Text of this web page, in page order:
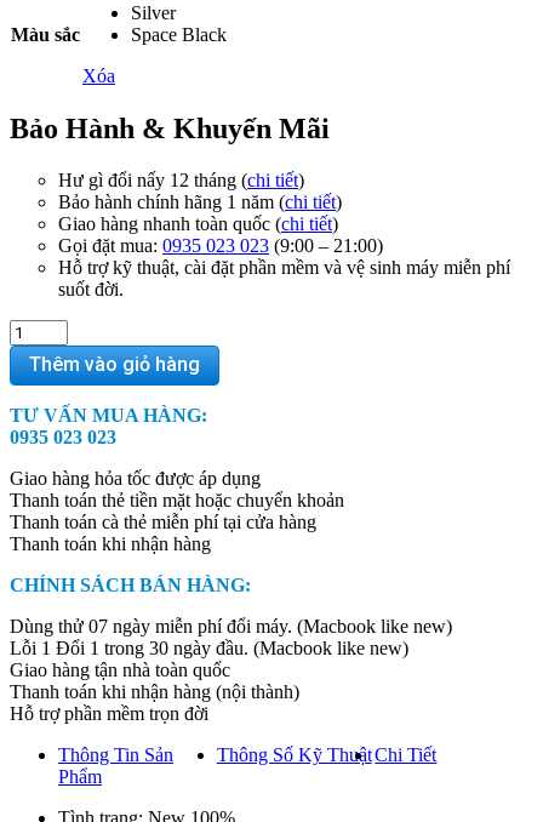
Màu sắc
Silver
Space Black
Xóa
Bảo Hành & Khuyến Mãi
Hư gì đổi nấy 12 tháng (chi tiết)
Bảo hành chính hãng 1 năm (chi tiết)
Giao hàng nhanh toàn quốc (chi tiết)
Gọi đặt mua: 0935 023 023 (9:00 – 21:00)
Hỗ trợ kỹ thuật, cài đặt phần mềm và vệ sinh máy miễn phí
suốt đời.
MacBook
Pro
M5
14
inch
–
(Chip
M5
Max/18
GPU/RAM
2TB)
quantity
Thêm vào giỏ hàng
TƯ VẤN MUA HÀNG:
0935 023 023
Giao hàng hỏa tốc được áp dụng
Thanh toán thẻ tiền mặt hoặc chuyển khoản
Thanh toán cà thẻ miễn phí tại cửa hàng
Thanh toán khi nhận hàng
CHÍNH SÁCH BÁN HÀNG:
Dùng thử 07 ngày miễn phí đổi máy. (Macbook like new)
Lỗi 1 Đổi 1 trong 30 ngày đầu. (Macbook like new)
Giao hàng tận nhà toàn quốc
Thanh toán khi nhận hàng (nội thành)
Hỗ trợ phần mềm trọn đời
Thông Tin Sản
Phẩm
Thông Số Kỹ ThuậtChi Tiết
Tình trạng: New 100%